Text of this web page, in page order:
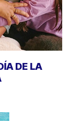
DE LA